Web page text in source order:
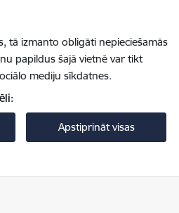
tā izmanto obligāti nepieciešamās
papildus šajā vietnē var tikt
mediju sīkdatnes.
Apstiprināt visas